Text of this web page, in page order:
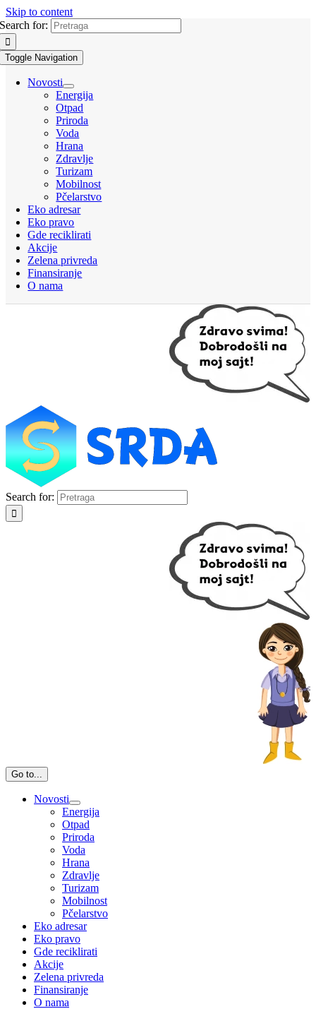
Skip to content
Search for:
Toggle Navigation
Novosti
Energija
Otpad
Priroda
Voda
Hrana
Zdravlje
Turizam
Mobilnost
Pčelarstvo
Eko adresar
Eko pravo
Gde reciklirati
Akcije
Zelena privreda
Finansiranje
O nama
Search for:
Go to...
Novosti
Energija
Otpad
Priroda
Voda
Hrana
Zdravlje
Turizam
Mobilnost
Pčelarstvo
Eko adresar
Eko pravo
Gde reciklirati
Akcije
Zelena privreda
Finansiranje
O nama